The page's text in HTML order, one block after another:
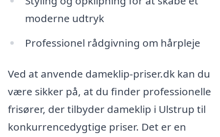
moderne udtryk
Professionel rådgivning om hårpleje
Ved at anvende dameklip-priser.dk kan du
være sikker på, at du finder professionelle
frisører, der tilbyder dameklip i Ulstrup til
konkurrencedygtige priser. Det er en